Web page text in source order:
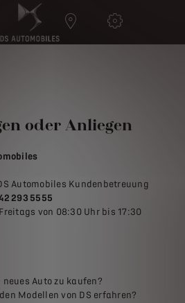
oder Anliegen
Automobiles Kundenbetreuung
293 5555
von 08:30 Uhr bis 17:30
Auto zu kaufen?
Modellen von DS erfahren?